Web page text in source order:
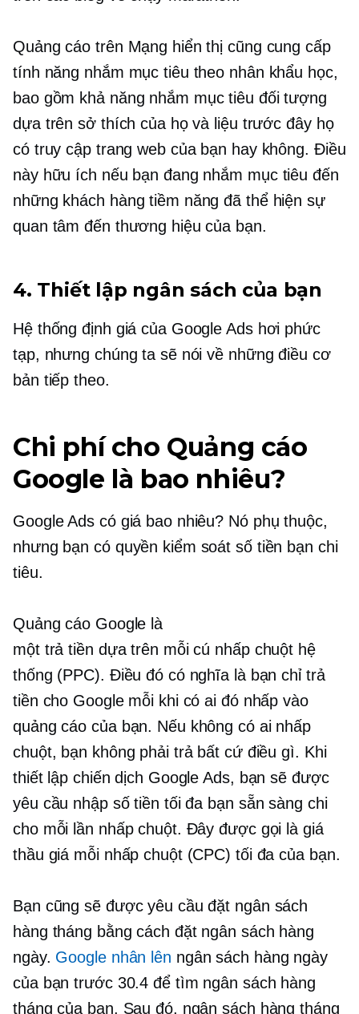
Quảng cáo trên Mạng hiển thị cũng cung cấp
tính năng nhắm mục tiêu theo nhân khẩu học,
bao gồm khả năng nhắm mục tiêu đối tượng
dựa trên sở thích của họ và liệu trước đây họ
có truy cập trang web của bạn hay không. Điều
này hữu ích nếu bạn đang nhắm mục tiêu đến
những khách hàng tiềm năng đã thể hiện sự
quan tâm đến thương hiệu của bạn.
4. Thiết lập ngân sách của bạn
Hệ thống định giá của Google Ads hơi phức
tạp, nhưng chúng ta sẽ nói về những điều cơ
bản tiếp theo.
Chi phí cho Quảng cáo
Google là bao nhiêu?
Google Ads có giá bao nhiêu? Nó phụ thuộc,
nhưng bạn có quyền kiểm soát số tiền bạn chi
tiêu.
Quảng cáo Google là
một trả tiền dựa trên mỗi cú nhấp chuột hệ
thống (PPC). Điều đó có nghĩa là bạn chỉ trả
tiền cho Google mỗi khi có ai đó nhấp vào
quảng cáo của bạn. Nếu không có ai nhấp
chuột, bạn không phải trả bất cứ điều gì. Khi
thiết lập chiến dịch Google Ads, bạn sẽ được
yêu cầu nhập số tiền tối đa bạn sẵn sàng chi
cho mỗi lần nhấp chuột. Đây được gọi là giá
thầu giá mỗi nhấp chuột (CPC) tối đa của bạn.
Bạn cũng sẽ được yêu cầu đặt ngân sách
hàng tháng bằng cách đặt ngân sách hàng
ngày. Google nhân lên ngân sách hàng ngày
của bạn trước 30.4 để tìm ngân sách hàng
tháng của bạn. Sau đó, ngân sách hàng tháng